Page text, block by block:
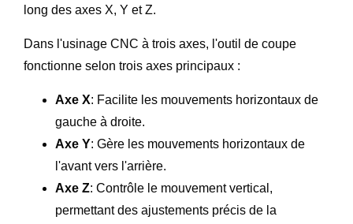
long des axes X, Y et Z.
Dans l'usinage CNC à trois axes, l'outil de coupe
fonctionne selon trois axes principaux :
Axe X: Facilite les mouvements horizontaux de
gauche à droite.
Axe Y: Gère les mouvements horizontaux de
l'avant vers l'arrière.
Axe Z: Contrôle le mouvement vertical,
permettant des ajustements précis de la